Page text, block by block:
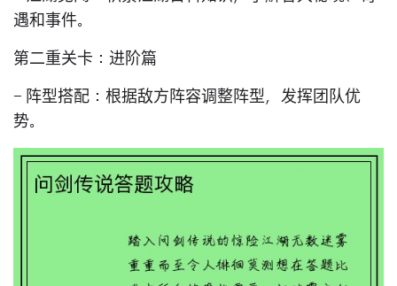
遇和事件。
第二重关卡：进阶篇
- 阵型搭配：根据敌方阵容调整阵型，发挥团队优
势。